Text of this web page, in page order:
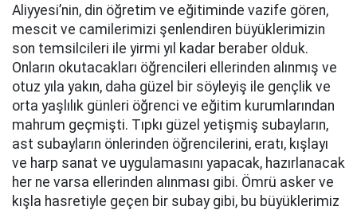
Aliyyesi’nin, din öğretim ve eğitiminde vazife gören,
mescit ve camilerimizi şenlendiren büyüklerimizin
son temsilcileri ile yirmi yıl kadar beraber olduk.
Onların okutacakları öğrencileri ellerinden alınmış ve
otuz yıla yakın, daha güzel bir söyleyiş ile gençlik ve
orta yaşlılık günleri öğrenci ve eğitim kurumlarından
mahrum geçmişti. Tıpkı güzel yetişmiş subayların,
ast subayların önlerinden öğrencilerini, eratı, kışlayı
ve harp sanat ve uygulamasını yapacak, hazırlanacak
her ne varsa ellerinden alınması gibi. Ömrü asker ve
kışla hasretiyle geçen bir subay gibi, bu büyüklerimiz